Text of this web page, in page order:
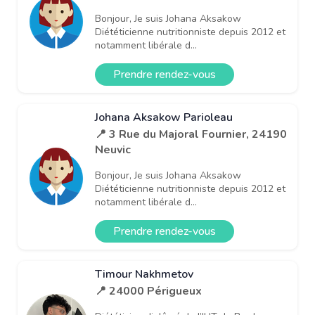
Bonjour, Je suis Johana Aksakow
Diététicienne nutritionniste depuis 2012 et
notamment libérale d...
Prendre rendez-vous
Johana Aksakow Parioleau
📍 3 Rue du Majoral Fournier, 24190
Neuvic
Bonjour, Je suis Johana Aksakow
Diététicienne nutritionniste depuis 2012 et
notamment libérale d...
Prendre rendez-vous
Timour Nakhmetov
📍 24000 Périgueux